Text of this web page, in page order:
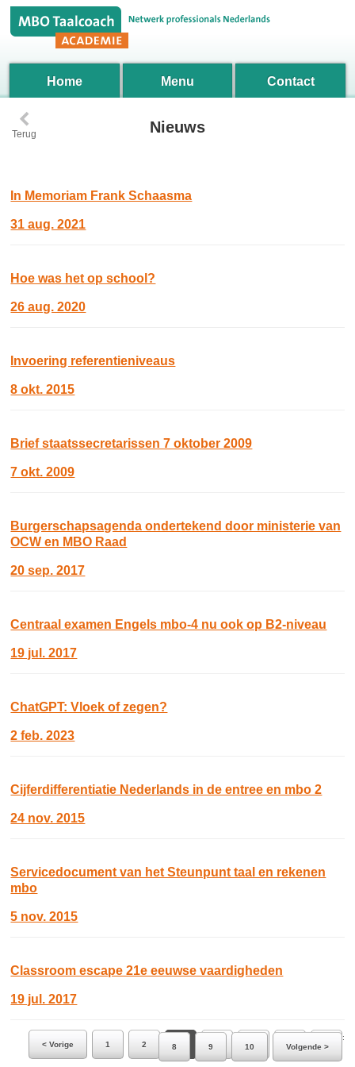
Home Menu Contact
‹
Terug Nieuws
In Memoriam Frank Schaasma
31 aug. 2021
Hoe was het op school?
26 aug. 2020
Invoering referentieniveaus
8 okt. 2015
Brief staatssecretarissen 7 oktober 2009
7 okt. 2009
Burgerschapsagenda ondertekend door ministerie van
OCW en MBO Raad
20 sep. 2017
Centraal examen Engels mbo-4 nu ook op B2-niveau
19 jul. 2017
ChatGPT: Vloek of zegen?
2 feb. 2023
Cijferdifferentiatie Nederlands in de entree en mbo 2
24 nov. 2015
Servicedocument van het Steunpunt taal en rekenen
mbo
5 nov. 2015
Classroom escape 21e eeuwse vaardigheden
19 jul. 2017
Ga naar pagina:
< Vorige
1 2 5 6 7
8 9 10 Volgende >